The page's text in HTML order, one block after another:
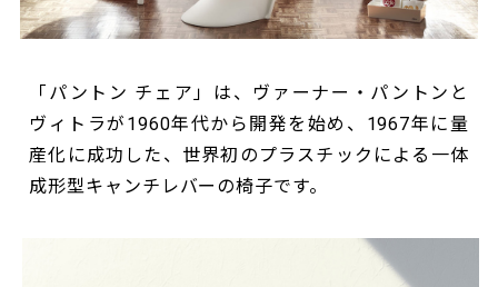
「パントン チェア」は、ヴァーナー・パントンと
ヴィトラが1960年代から開発を始め、1967年に量
産化に成功した、世界初のプラスチックによる一体
成形型キャンチレバーの椅子です。